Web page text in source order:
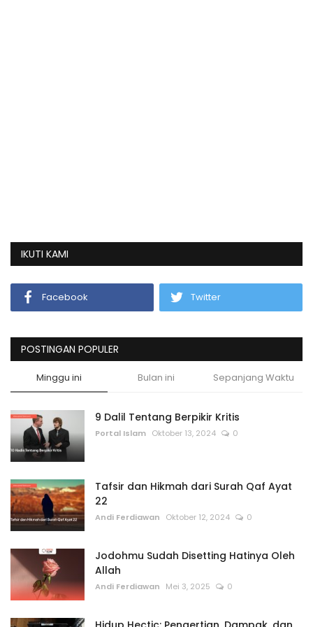
IKUTI KAMI
Facebook Twitter
POSTINGAN POPULER
Minggu ini Bulan ini Sepanjang Waktu
9 Dalil Tentang Berpikir Kritis
Portal Islam Oktober 13, 2024 0
Tafsir dan Hikmah dari Surah Qaf Ayat
22
Andi Ferdiawan Oktober 12, 2024 0
Jodohmu Sudah Disetting Hatinya Oleh
Allah
Andi Ferdiawan Mei 3, 2025 0